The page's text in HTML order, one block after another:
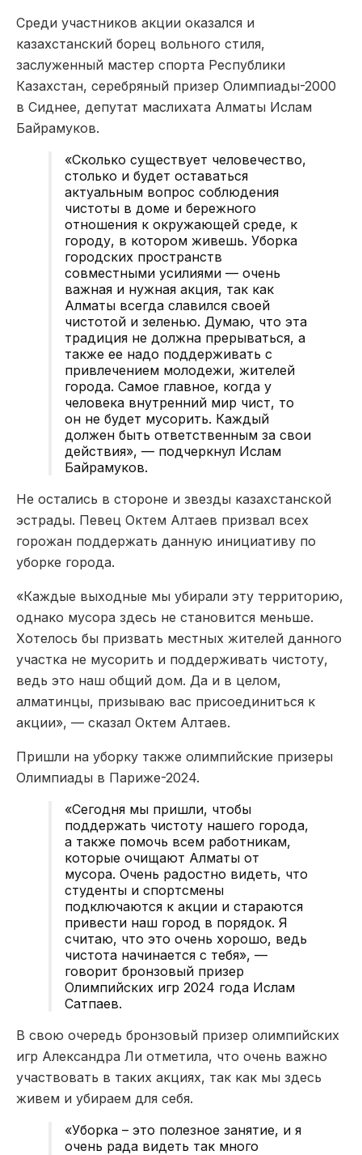
Среди участников акции оказался и
казахстанский борец вольного стиля,
заслуженный мастер спорта Республики
Казахстан, серебряный призер Олимпиады-2000
в Сиднее, депутат маслихата Алматы Ислам
Байрамуков.
«Сколько существует человечество,
столько и будет оставаться
актуальным вопрос соблюдения
чистоты в доме и бережного
отношения к окружающей среде, к
городу, в котором живешь. Уборка
городских пространств
совместными усилиями — очень
важная и нужная акция, так как
Алматы всегда славился своей
чистотой и зеленью. Думаю, что эта
традиция не должна прерываться, а
также ее надо поддерживать с
привлечением молодежи, жителей
города. Самое главное, когда у
человека внутренний мир чист, то
он не будет мусорить. Каждый
должен быть ответственным за свои
действия», — подчеркнул Ислам
Байрамуков.
Не остались в стороне и звезды казахстанской
эстрады. Певец Октем Алтаев призвал всех
горожан поддержать данную инициативу по
уборке города.
«Каждые выходные мы убирали эту территорию,
однако мусора здесь не становится меньше.
Хотелось бы призвать местных жителей данного
участка не мусорить и поддерживать чистоту,
ведь это наш общий дом. Да и в целом,
алматинцы, призываю вас присоединиться к
акции», — сказал Октем Алтаев.
Пришли на уборку также олимпийские призеры
Олимпиады в Париже-2024.
«Сегодня мы пришли, чтобы
поддержать чистоту нашего города,
а также помочь всем работникам,
которые очищают Алматы от
мусора. Очень радостно видеть, что
студенты и спортсмены
подключаются к акции и стараются
привести наш город в порядок. Я
считаю, что это очень хорошо, ведь
чистота начинается с тебя», —
говорит бронзовый призер
Олимпийских игр 2024 года Ислам
Сатпаев.
В свою очередь бронзовый призер олимпийских
игр Александра Ли отметила, что очень важно
участвовать в таких акциях, так как мы здесь
живем и убираем для себя.
«Уборка – это полезное занятие, и я
очень рада видеть так много